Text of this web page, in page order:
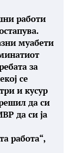
работи
муабети
за
се
и кусур
да си
да си ја
работа“,